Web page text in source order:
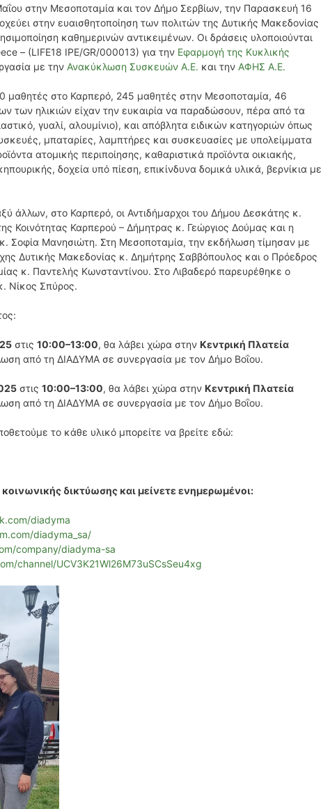
στην Μεσοποταμία και τον Δήμο Σερβίων, την Παρασκευή 16
στην ευαισθητοποίηση των πολιτών της Δυτικής Μακεδονίας
καθημερινών αντικειμένων. Οι δράσεις υλοποιούνται
– (LIFE18 IPE/GR/000013) για την Eφαρμογή της Κυκλικής
με την Ανακύκλωση Συσκευών Α.Ε. και την ΑΦΗΣ Α.Ε.
μαθητές στο Καρπερό, 245 μαθητές στην Μεσοποταμία, 46
των ηλικιών είχαν την ευκαιρία να παραδώσουν, πέρα από τα
γυαλί, αλουμίνιο), και απόβλητα ειδικών κατηγοριών όπως
μπαταρίες, λαμπτήρες και συσκευασίες με υπολείμματα
ατομικής περιποίησης, καθαριστικά προϊόντα οικιακής,
δοχεία υπό πίεση, επικίνδυνα δομικά υλικά, βερνίκια με
άλλων, στο Καρπερό, οι Αντιδήμαρχοι του Δήμου Δεσκάτης κ.
Κοινότητας Καρπερού – Δήμητρας κ. Γεώργιος Δούμας και η
Σοφία Μανησιώτη. Στη Μεσοποταμία, την εκδήλωση τίμησαν με
Δυτικής Μακεδονίας κ. Δημήτρης Σαββόπουλος και ο Πρόεδρος
κ. Παντελής Κωνσταντίνου. Στο Λιβαδερό παρευρέθηκε ο
Νίκος Σπύρος.
στις 10:00–13:00, θα λάβει χώρα στην Κεντρική Πλατεία
από τη ΔΙΑΔΥΜΑ σε συνεργασία με τον Δήμο Βοΐου.
στις 10:00–13:00, θα λάβει χώρα στην Κεντρική Πλατεία
από τη ΔΙΑΔΥΜΑ σε συνεργασία με τον Δήμο Βοΐου.
το κάθε υλικό μπορείτε να βρείτε εδώ:
δικτύωσης και μείνετε ενημερωμένοι:
diadyma
diadyma_sa/
company/diadyma-sa
channel/UCV3K21Wl26M73uSCsSeu4xg